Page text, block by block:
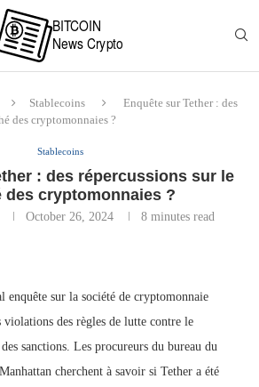
Stablecoins
Enquête sur Tether : des
des cryptomonnaies ?
Stablecoins
: des répercussions sur le
des cryptomonnaies ?
October 26, 2024 8 minutes read
enquête sur la société de cryptomonnaie
violations des règles de lutte contre le
sanctions. Les procureurs du bureau du
cherchent à savoir si Tether a été